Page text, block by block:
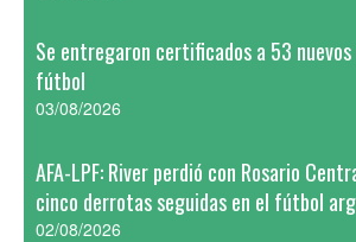
Se entregaron certificados a 53
fútbol
03/08/2026
AFA-LPF: River perdió con Rosario
cinco derrotas seguidas en el fútbol
02/08/2026